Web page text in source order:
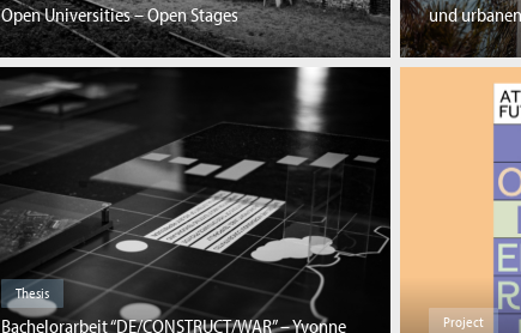
Open Universities – Open Stages
und
Thesis
Bachelorarbeit “DE/CONSTRUCT/WAR” – Yvonne Project